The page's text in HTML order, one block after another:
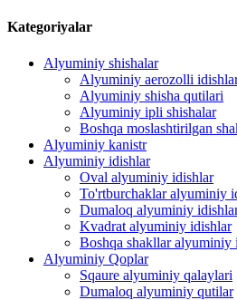
Kategoriyalar
Alyuminiy shishalar
Alyuminiy aerozolli
Alyuminiy shisha qutilari
Alyuminiy ipli shishalar
Boshqa moslashtirilgan
Alyuminiy kanistr
Alyuminiy idishlar
Oval alyuminiy idishlar
To'rtburchaklar alyuminiy
Dumaloq alyuminiy
Kvadrat alyuminiy idishlar
Boshqa shakllar alyuminiy
Alyuminiy Qoplar
Sqaure alyuminiy qalaylari
Dumaloq alyuminiy qutilar